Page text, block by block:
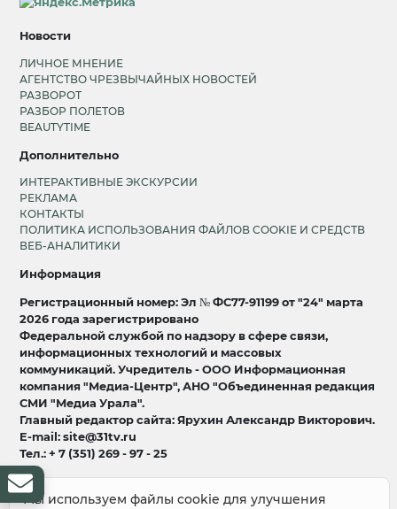
Новости
ЛИЧНОЕ МНЕНИЕ
АГЕНТСТВО ЧРЕЗВЫЧАЙНЫХ НОВОСТЕЙ
РАЗВОРОТ
РАЗБОР ПОЛЕТОВ
BEAUTYTIME
Дополнительно
ИНТЕРАКТИВНЫЕ ЭКСКУРСИИ
РЕКЛАМА
КОНТАКТЫ
ПОЛИТИКА ИСПОЛЬЗОВАНИЯ ФАЙЛОВ COOKIE И СРЕДСТВ
ВЕБ-АНАЛИТИКИ
Информация
Регистрационный номер: Эл № ФС77-91199 от "24" марта
2026 года зарегистрировано
Федеральной службой по надзору в сфере связи,
информационных технологий и массовых
коммуникаций. Учредитель - ООО Информационная
компания "Медиа-Центр", АНО "Объединенная редакция
СМИ "Медиа Урала".
Главный редактор сайта: Ярухин Александр Викторович.
E-mail: site@31tv.ru
Тел.: + 7 (351) 269 - 97 - 25
18+
Мы используем файлы cookie для улучшения